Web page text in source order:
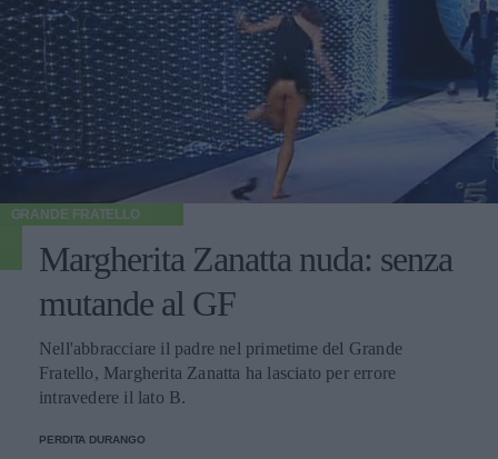
GRANDE FRATELLO
Margherita Zanatta nuda: senza
mutande al GF
Nell'abbracciare il padre nel primetime del Grande
Fratello, Margherita Zanatta ha lasciato per errore
intravedere il lato B.
PERDITA DURANGO